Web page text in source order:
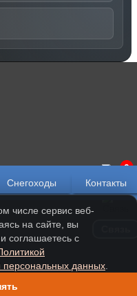
Снегоходы Контакты
0
числе сервис веб-
на сайте, вы
соглашаетесь с
персональных данных